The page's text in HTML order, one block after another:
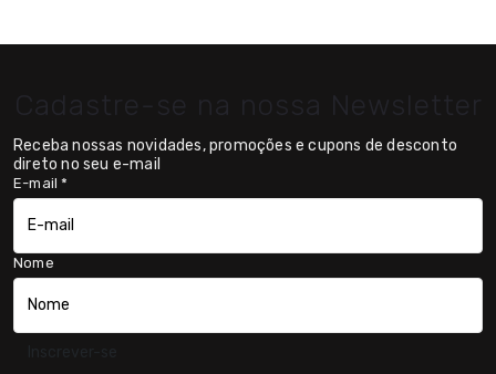
Cadastre-se na nossa Newsletter
Receba nossas novidades, promoções e cupons de desconto
direto no seu e-mail
E-mail*
Nome